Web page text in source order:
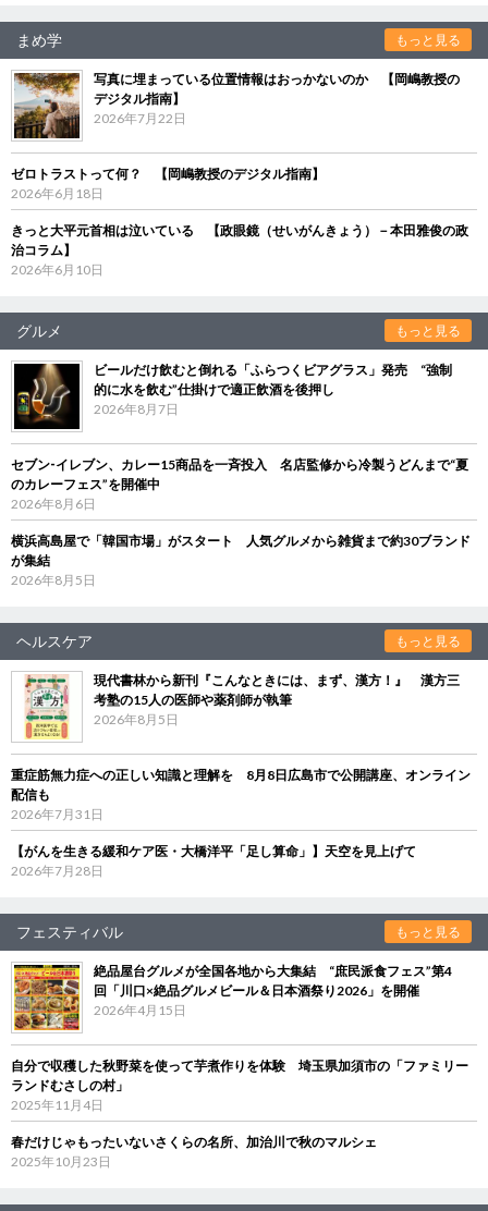
まめ学 もっと見る
写真に埋まっている位置情報はおっかないのか 【岡嶋教授の
デジタル指南】
2026年7月22日
ゼロトラストって何？ 【岡嶋教授のデジタル指南】
2026年6月18日
きっと大平元首相は泣いている 【政眼鏡（せいがんきょう）－本田雅俊の政
治コラム】
2026年6月10日
グルメ もっと見る
ビールだけ飲むと倒れる「ふらつくビアグラス」発売 “強制
的に水を飲む”仕掛けで適正飲酒を後押し
2026年8月7日
セブン‐イレブン、カレー15商品を一斉投入 名店監修から冷製うどんまで“夏
のカレーフェス”を開催中
2026年8月6日
横浜高島屋で「韓国市場」がスタート 人気グルメから雑貨まで約30ブランド
が集結
2026年8月5日
ヘルスケア もっと見る
現代書林から新刊『こんなときには、まず、漢方！』 漢方三
考塾の15人の医師や薬剤師が執筆
2026年8月5日
重症筋無力症への正しい知識と理解を 8月8日広島市で公開講座、オンライン
配信も
2026年7月31日
【がんを生きる緩和ケア医・大橋洋平「足し算命」】天空を見上げて
2026年7月28日
フェスティバル もっと見る
絶品屋台グルメが全国各地から大集結 “庶民派食フェス”第4
回「川口×絶品グルメビール＆日本酒祭り2026」を開催
2026年4月15日
自分で収穫した秋野菜を使って芋煮作りを体験 埼玉県加須市の「ファミリー
ランドむさしの村」
2025年11月4日
春だけじゃもったいないさくらの名所、加治川で秋のマルシェ
2025年10月23日